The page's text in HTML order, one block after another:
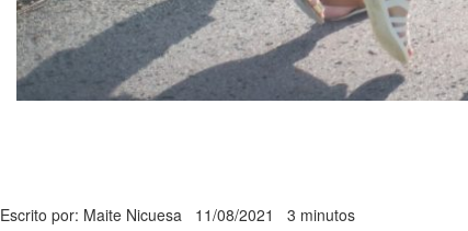
Escrito por: Maite Nicuesa 11/08/2021 3 minutos